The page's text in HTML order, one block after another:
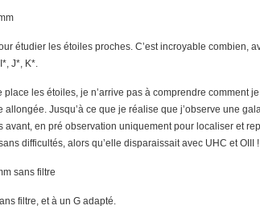
étudier les étoiles proches. C’est incroyable combien,
J*, K*.
place les étoiles, je n’arrive pas à comprendre comment
allongée. Jusqu’à ce que je réalise que j’observe une
avant, en pré observation uniquement pour localiser et
difficultés, alors qu’elle disparaissait avec UHC et OIII !
sans filtre
filtre, et à un G adapté.